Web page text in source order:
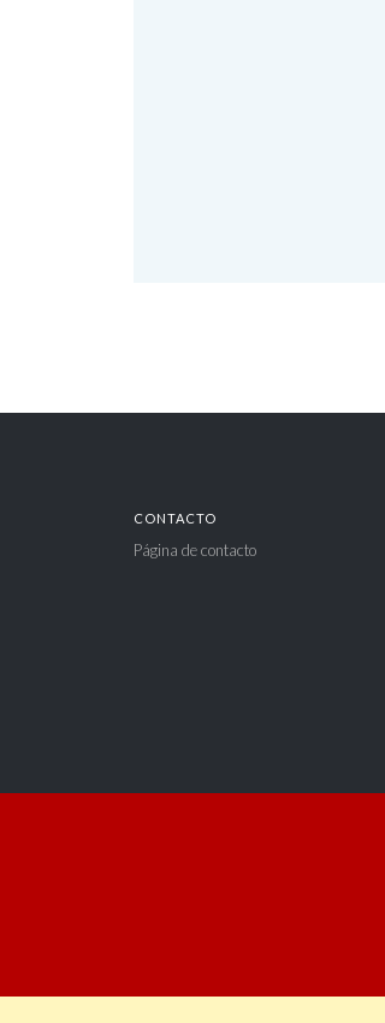
CONTACTO
Página de contacto